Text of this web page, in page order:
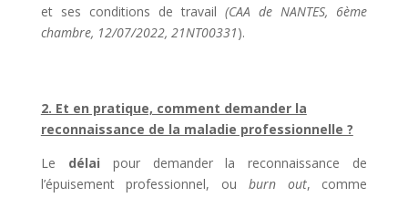
et ses conditions de travail(CAA de NANTES, 6ème
chambre, 12/07/2022, 21NT00331).
2. Et en pratique, comment demander la
reconnaissance de la maladie professionnelle ?
Le délai pour demander la reconnaissance de
l’épuisement professionnel, ou burn out, comme